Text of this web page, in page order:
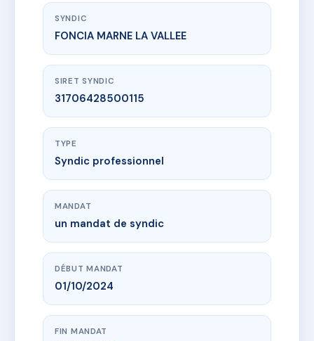
SYNDIC
FONCIA MARNE LA VALLEE
SIRET SYNDIC
31706428500115
TYPE
Syndic professionnel
MANDAT
un mandat de syndic
DÉBUT MANDAT
01/10/2024
FIN MANDAT